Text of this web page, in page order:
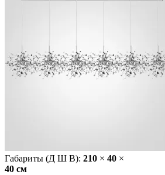
Габариты (Д Ш В): 210 × 40 ×
40 cм